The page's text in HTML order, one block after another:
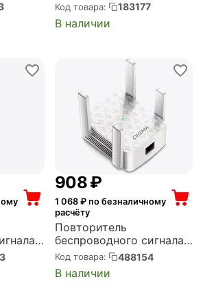
Fi 6
ASUS Wi-Fi, 2.4 ГГц,
стандарт Wi-Fi: 802.11n,
максимальная скорость:
портов: 100 Мбит/сек
Код товара: 183177
В наличии
‍908‍₽
1 068₽ по безналичному
расчёту
Повторитель
беспроводного сигнала
DIGMA D-WR310 N300
Wi-Fi белый (D-
WR310V2)
Код товара: 488154
В наличии